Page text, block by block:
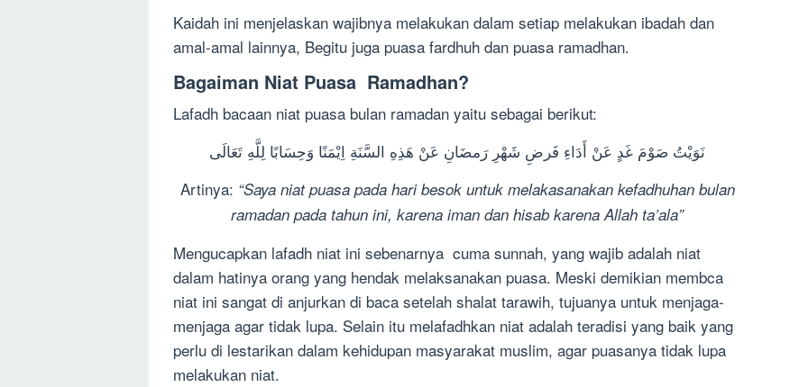
Kaidah ini menjelaskan wajibnya melakukan dalam setiap melakukan ibadah dan
amal-amal lainnya, Begitu juga puasa fardhuh dan puasa ramadhan.
Bagaiman Niat Puasa Ramadhan?
Lafadh bacaan niat puasa bulan ramadan yaitu sebagai berikut:
نَوَيْتُ صَوْمَ غَدٍ عَنْ أَدَاءِ فَرضِ شَهْرِ رَمضَانِ عَنْ هَذِهِ السَّنَةِ اِيْمَنًا وَحِسَابًا لِلَّهِ تَعَالَى
Artinya: “Saya niat puasa pada hari besok untuk melakasanakan kefadhuhan bulan
ramadan pada tahun ini, karena iman dan hisab karena Allah ta’ala”
Mengucapkan lafadh niat ini sebenarnya cuma sunnah, yang wajib adalah niat
dalam hatinya orang yang hendak melaksanakan puasa. Meski demikian membca
niat ini sangat di anjurkan di baca setelah shalat tarawih, tujuanya untuk menjaga-
menjaga agar tidak lupa. Selain itu melafadhkan niat adalah teradisi yang baik yang
perlu di lestarikan dalam kehidupan masyarakat muslim, agar puasanya tidak lupa
melakukan niat.